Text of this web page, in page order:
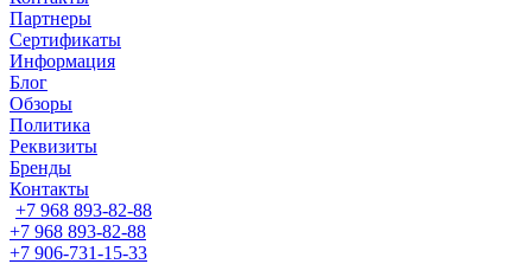
Партнеры
Сертификаты
Информация
Блог
Обзоры
Политика
Реквизиты
Бренды
Контакты
+7 968 893-82-88
+7 968 893-82-88
+7 906-731-15-33